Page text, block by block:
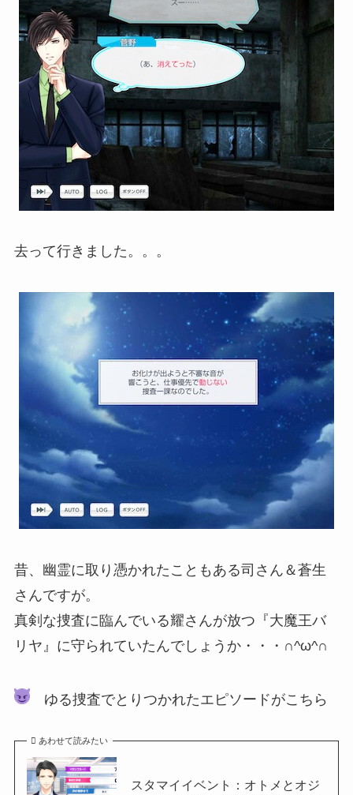
去って行きました。。。
昔、幽霊に取り憑かれたこともある司さん＆蒼生
さんですが。
真剣な捜査に臨んでいる耀さんが放つ『大魔王バ
リヤ』に守られていたんでしょうか・・・∩^ω^∩
ゆる捜査でとりつかれたエピソードがこちら
あわせて読みたい
スタマイイベント：オトメとオジ